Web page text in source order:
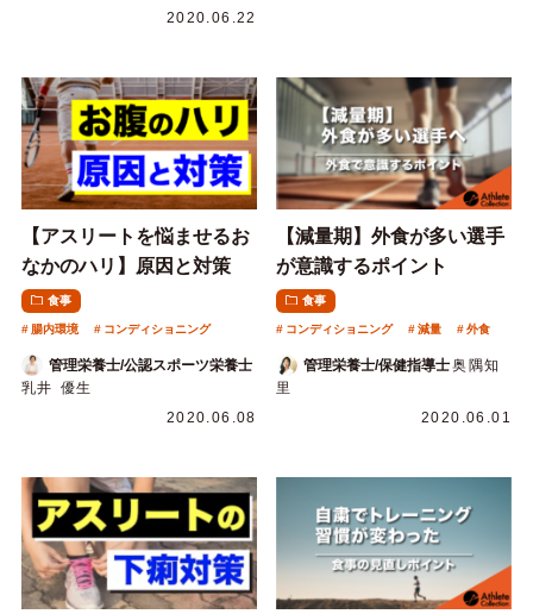
2020.06.22
【アスリートを悩ませるお
なかのハリ】原因と対策
食事
腸内環境 コンディショニング
管理栄養士/公認スポーツ栄養士
乳井 優生
2020.06.08
【減量期】外食が多い選手
が意識するポイント
食事
コンディショニング 減量 外食
管理栄養士/保健指導士奥隅知
里
2020.06.01